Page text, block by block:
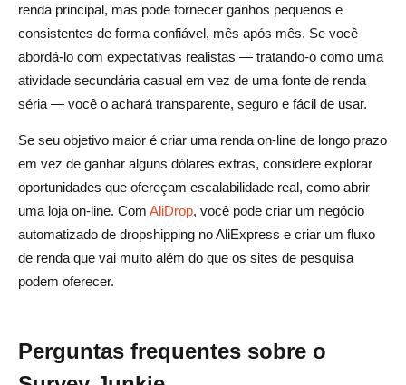
renda principal, mas pode fornecer ganhos pequenos e
consistentes de forma confiável, mês após mês. Se você
abordá-lo com expectativas realistas — tratando-o como uma
atividade secundária casual em vez de uma fonte de renda
séria — você o achará transparente, seguro e fácil de usar.
Se seu objetivo maior é criar uma renda on-line de longo prazo
em vez de ganhar alguns dólares extras, considere explorar
oportunidades que ofereçam escalabilidade real, como abrir
uma loja on-line. Com AliDrop, você pode criar um negócio
automatizado de dropshipping no AliExpress e criar um fluxo
de renda que vai muito além do que os sites de pesquisa
podem oferecer.
Perguntas frequentes sobre o